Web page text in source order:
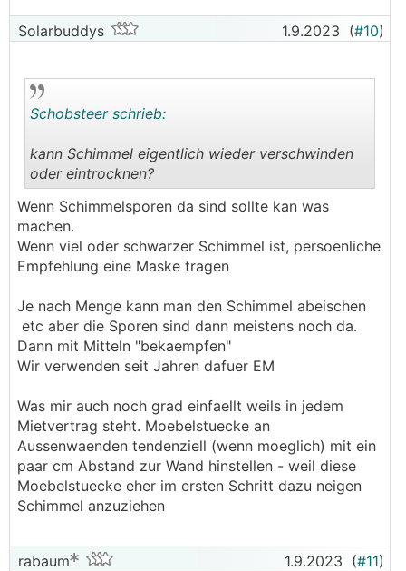
Solarbuddys 1.9.2023 (#10)
..
Schobsteer schrieb:
kann Schimmel eigentlich wieder verschwinden
oder eintrocknen?
Wenn Schimmelsporen da sind sollte kan was
machen.
Wenn viel oder schwarzer Schimmel ist, persoenliche
Empfehlung eine Maske tragen
Je nach Menge kann man den Schimmel abeischen
etc aber die Sporen sind dann meistens noch da.
Dann mit Mitteln "bekaempfen"
Wir verwenden seit Jahren dafuer EM
Was mir auch noch grad einfaellt weils in jedem
Mietvertrag steht. Moebelstuecke an
Aussenwaenden tendenziell (wenn moeglich) mit ein
paar cm Abstand zur Wand hinstellen - weil diese
Moebelstuecke eher im ersten Schritt dazu neigen
Schimmel anzuziehen
rabaum 1.9.2023 (#11)